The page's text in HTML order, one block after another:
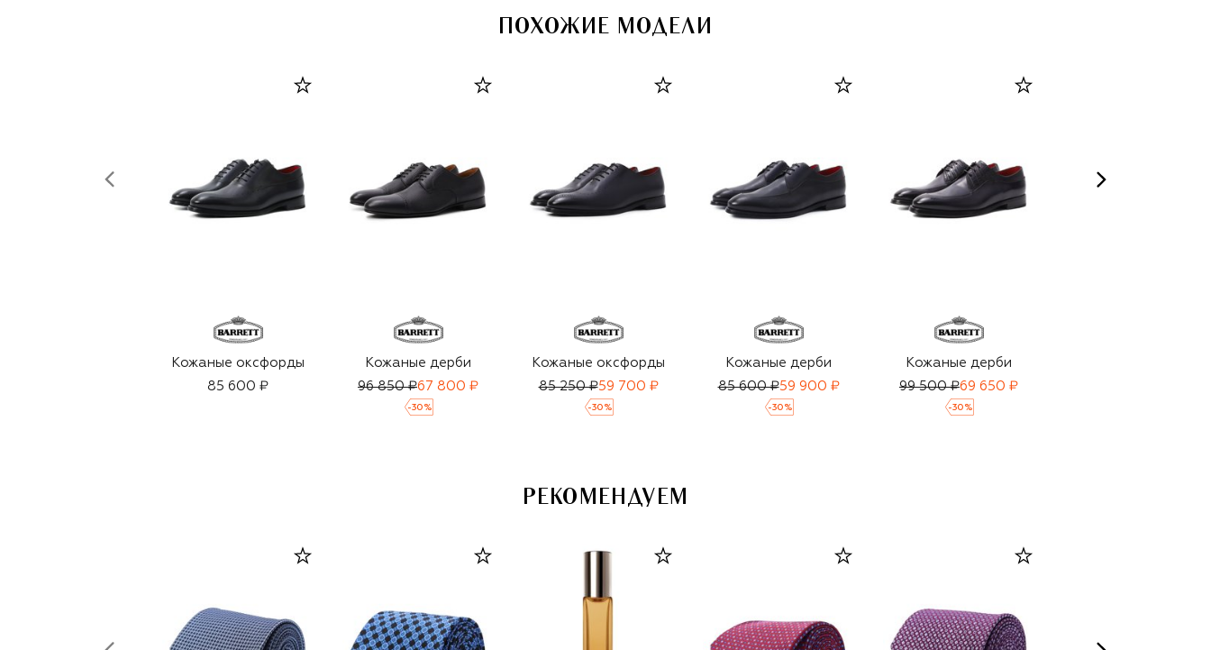
ПОХОЖИЕ МОДЕЛИ
Кожаные оксфорды
85 600 ₽
Кожаные дерби
96 850 ₽67 800 ₽
-30 %
Кожаные оксфорды
85 250 ₽59 700 ₽
-30 %
Кожаные дерби
85 600 ₽59 900 ₽
-30 %
Кожаные дерби
99 500 ₽69 650 ₽
-30 %
РЕКОМЕНДУЕМ